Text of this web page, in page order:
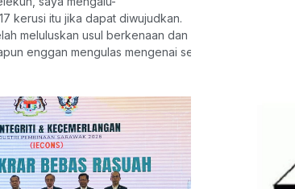
kerusi itu jika dapat diwujudkan.
meluluskan usul berkenaan dan kini cadangan itu
enggan mengulas mengenai senarai penuh